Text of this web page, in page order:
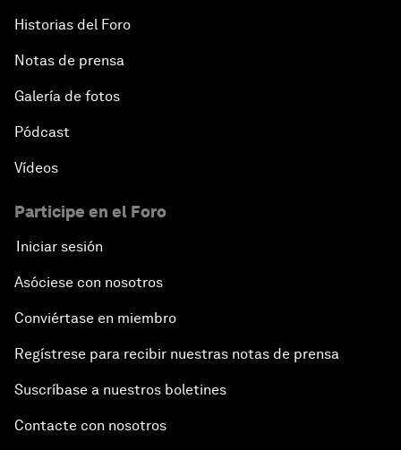
Historias del Foro
Notas de prensa
Galería de fotos
Pódcast
Vídeos
Participe en el Foro
Iniciar sesión
Asóciese con nosotros
Conviértase en miembro
Regístrese para recibir nuestras notas de prensa
Suscríbase a nuestros boletines
Contacte con nosotros